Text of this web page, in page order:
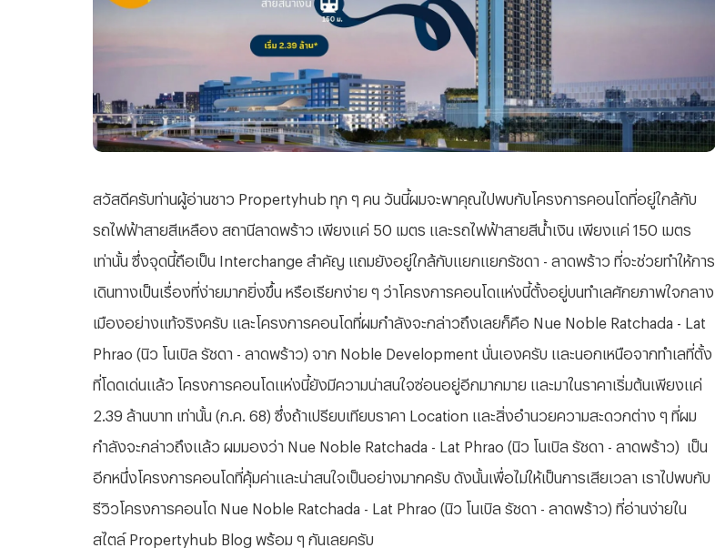
สวัสดีครับท่านผู้อ่านชาว Propertyhub ทุก ๆ คน วันนี้ผมจะพาคุณไปพบกับโครงการคอนโดที่อยู่ใกล้กับ
รถไฟฟ้าสายสีเหลือง สถานีลาดพร้าว เพียงแค่ 50 เมตร และรถไฟฟ้าสายสีน้ำเงิน เพียงแค่ 150 เมตร
เท่านั้น ซึ่งจุดนี้ถือเป็น Interchange สำคัญ แถมยังอยู่ใกล้กับแยกแยกรัชดา - ลาดพร้าว ที่จะช่วยทำให้การ
เดินทางเป็นเรื่องที่ง่ายมากยิ่งขึ้น หรือเรียกง่าย ๆ ว่าโครงการคอนโดแห่งนี้ตั้งอยู่บนทำเลศักยภาพใจกลาง
เมืองอย่างแท้จริงครับ และโครงการคอนโดที่ผมกำลังจะกล่าวถึงเลยก็คือ Nue Noble Ratchada - Lat
Phrao (นิว โนเบิล รัชดา - ลาดพร้าว) จาก Noble Development นั่นเองครับ และนอกเหนือจากทำเลที่ตั้ง
ที่โดดเด่นแล้ว โครงการคอนโดแห่งนี้ยังมีความน่าสนใจซ่อนอยู่อีกมากมาย และมาในราคาเริ่มต้นเพียงแค่
2.39 ล้านบาท เท่านั้น (ก.ค. 68) ซึ่งถ้าเปรียบเทียบราคา Location และสิ่งอำนวยความสะดวกต่าง ๆ ที่ผม
กำลังจะกล่าวถึงแล้ว ผมมองว่า Nue Noble Ratchada - Lat Phrao (นิว โนเบิล รัชดา - ลาดพร้าว) เป็น
อีกหนึ่งโครงการคอนโดที่คุ้มค่าและน่าสนใจเป็นอย่างมากครับ ดังนั้นเพื่อไม่ให้เป็นการเสียเวลา เราไปพบกับ
รีวิวโครงการคอนโด Nue Noble Ratchada - Lat Phrao (นิว โนเบิล รัชดา - ลาดพร้าว) ที่อ่านง่ายใน
สไตล์ Propertyhub Blog พร้อม ๆ กันเลยครับ